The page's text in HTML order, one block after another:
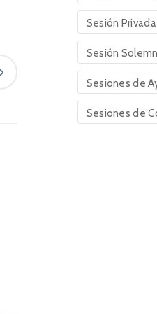
Sesión Privada
Sesión
Sesiones de
Sesiones de